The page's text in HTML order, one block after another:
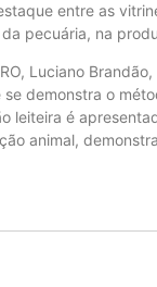
entre as
pecuária, na
Luciano
demonstra o
leiteira é
animal,